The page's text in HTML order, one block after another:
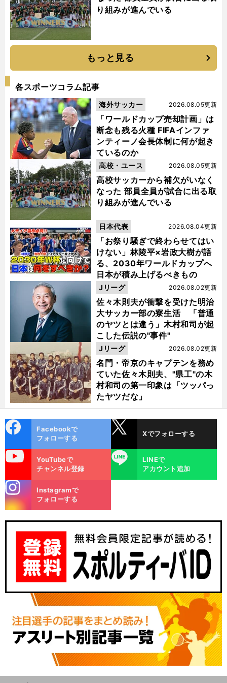
り組みが進んでいる
もっと見る
各スポーツコラム記事
「ワールドカップ売却計画」は
断念も残る火種 FIFAインファ
ンティーノ会長体制に何が起き
ているのか
2026.08.05更新
海外サッカー
高校サッカーから補欠がいなく
なった 部員全員が試合に出る取
り組みが進んでいる
2026.08.05更新
高校・ユース
「お祭り騒ぎで終わらせてはい
けない」林陵平×岩政大樹が語
る、2030年ワールドカップへ
日本が積み上げるべきもの
2026.08.04更新
日本代表
佐々木則夫が衝撃を受けた明治
大サッカー部の寮生活 「普通
のヤツとは違う」木村和司が起
こした伝説の"事件"
2026.08.02更新
Jリーグ
名門・帝京のキャプテンを務め
ていた佐々木則夫、"県工"の木
村和司の第一印象は「ツッパっ
たヤツだな」
2026.08.02更新
Jリーグ
ok
Facebookで
フォローする
Xでフォローする
YouTubeで
チャンネル登録
LINE
LINEで
アカウント追加
m
Instagramで
フォローする